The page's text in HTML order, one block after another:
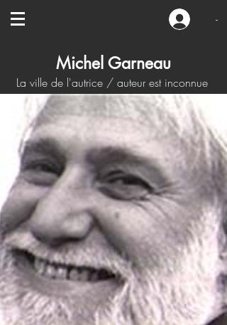
-
Michel Garneau
La ville de l'autrice / auteur est inconnue